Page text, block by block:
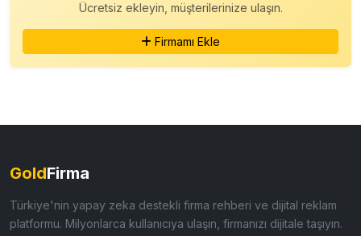
Ücretsiz ekleyin, müşterilerinize ulaşın.
Firmamı Ekle
GoldFirma
Türkiye'nin yapay zeka destekli firma rehberi ve dijital reklam
platformu. Milyonlarca kullanıcıya ulaşın, firmanızı dijitale taşıyın.